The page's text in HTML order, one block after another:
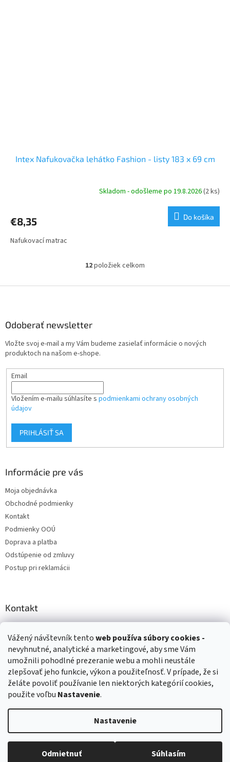
Vážený návštevník tentoweb používasúbory cookies -
nevyhnutné, analytické a marketingové, aby sme Vám
umožnili pohodlné prezeranie webu a mohli neustále
zlepšovať jeho funkcie, výkon a použiteľnosť. V prípade, že si
želáte povoliť používanie len niektorých kategórií cookies,
použite voľbu Nastavenie.
Nastavenie
Odmietnuť Súhlasím
Intex Nafukovačka lehátko Fashion - listy 183 x 69 cm
Skladom - odošleme po 19.8.2026(2 ks)
€8,35 Do košíka
Nafukovací matrac
O
l
e
r
y
s
12položiek celkom
Odoberať newsletter
Vložte svoj e-mail a my Vám budeme zasielať informácie o nových
produktoch na našom e-shope.
Email
Vložením e-mailu súhlasíte s podmienkami ochrany osobných
údajov
PRIHLÁSIŤ SA
Informácie pre vás
Moja objednávka
Obchodné podmienky
Kontakt
Podmienky OOÚ
Doprava a platba
Odstúpenie od zmluvy
Postup pri reklamácii
Kontakt
+421 903 144 673
Copyright 2026ZuziHračky.sk. Všetky práva vyhradené.Upraviť
nastavenie cookies